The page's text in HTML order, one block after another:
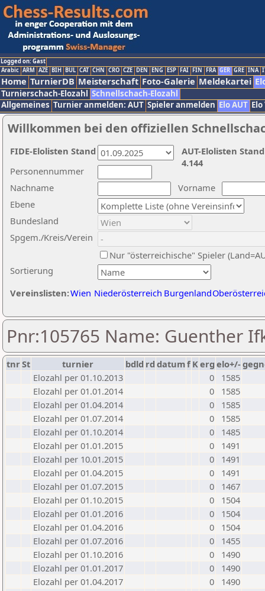
Logged on: Gast
Arabic ARM AZE BIH BUL CAT CHN CRO CZE DEN ENG ESP FAI FIN FRA GER GRE INA
Home TurnierDB Meisterschaft Foto-Galerie Meldekartei
Turnierschach-Elozahl Schnellschach-Elozahl
Allgemeines Turnier anmelden: AUT Spieler anmelden Elo AUT
Willkommen bei den offiziellen
Nachname
Vorname
Ebene
Sortierung
Personennummer
Bundesland
Spgem./Kreis/Verein
Nur "österreichische" Spieler
Vereinslisten:Wien Niederösterreich Burgenland
AUT-Elolisten
4.144
FIDE-Elolisten Stand
Pnr:105765 Name: Guenther
tnrSt turnier bdld rd datumf Kerg elo+/-
Elozahl per 01.10.2013
0
1585
Elozahl per 01.01.2014
0
1585
Elozahl per 01.04.2014
0
1585
Elozahl per 01.07.2014
0
1585
Elozahl per 01.10.2014
0
1485
Elozahl per 01.01.2015
0
1491
Elozahl per 10.01.2015
0
1491
Elozahl per 01.04.2015
0
1491
Elozahl per 01.07.2015
0
1467
Elozahl per 01.10.2015
0
1504
Elozahl per 01.01.2016
0
1504
Elozahl per 01.04.2016
0
1504
Elozahl per 01.07.2016
0
1455
Elozahl per 01.10.2016
0
1490
Elozahl per 01.01.2017
0
1490
Elozahl per 01.04.2017
0
1490